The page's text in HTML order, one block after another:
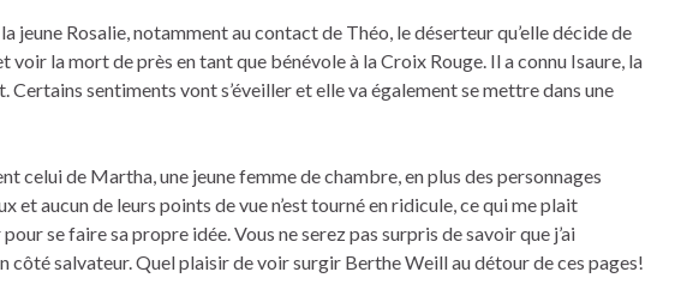
jeune Rosalie, notamment au contact de Théo, le déserteur qu’elle décide de
voir la mort de près en tant que bénévole à la Croix Rouge. Il a connu Isaure, la
sentiments vont s’éveiller et elle va également se mettre dans une
celui de Martha, une jeune femme de chambre, en plus des personnages
et aucun de leurs points de vue n’est tourné en ridicule, ce qui me plait
se faire sa propre idée. Vous ne serez pas surpris de savoir que j’ai
côté salvateur. Quel plaisir de voir surgir Berthe Weill au détour de ces pages!